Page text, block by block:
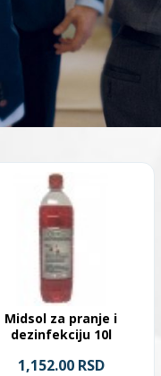
Midsol za pranje i
dezinfekciju 10l
1,152.00 RSD